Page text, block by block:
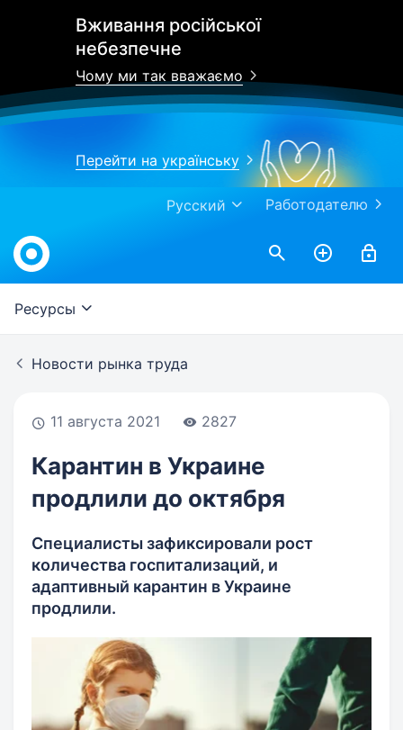
Вживання російської
небезпечне
Чому ми так вважаємо
Перейти на українську
Работодателю
Русский
Work.ua
Ресурсы
Новости рынка труда
11 августа 2021 2827
Карантин в Украине
продлили до октября
Специалисты зафиксировали рост
количества госпитализаций, и
адаптивный карантин в Украине
продлили.